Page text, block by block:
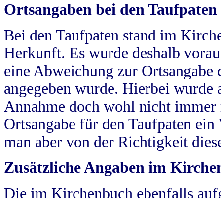
Ortsangaben bei den Taufpaten
Bei den Taufpaten stand im
Herkunft. Es wurde deshalb
eine Abweichung zur
angegeben wurde. Hierbei wurde
Annahme doch wohl nicht
Ortsangabe für den Taufpaten
man aber von der Richtigkeit
Zusätzliche Angaben im
Die im Kirchenbuch ebenfalls